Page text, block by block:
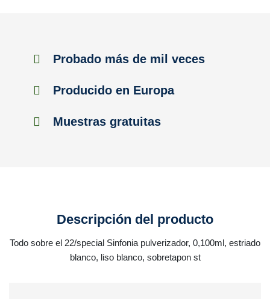
Probado más de mil veces
Producido en Europa
Muestras gratuitas
Descripción del producto
Todo sobre el 22/special Sinfonia pulverizador, 0,100ml, estriado
blanco, liso blanco, sobretapon st